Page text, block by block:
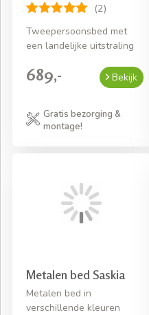
(2)
Tweepersoonsbed met
een landelijke uitstraling
689,- Bekijk
Gratis bezorging &
montage!
Metalen bed Saskia
Metalen bed in
verschillende kleuren